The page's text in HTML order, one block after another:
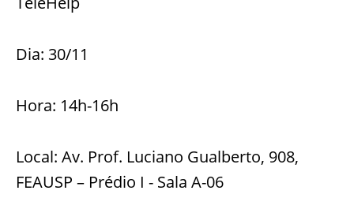
Dia: 30/11
Hora: 14h-16h
Local: Av. Prof. Luciano Gualberto, 908,
FEAUSP – Prédio I - Sala A-06